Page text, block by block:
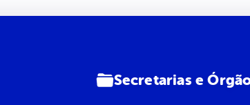
Secretarias e